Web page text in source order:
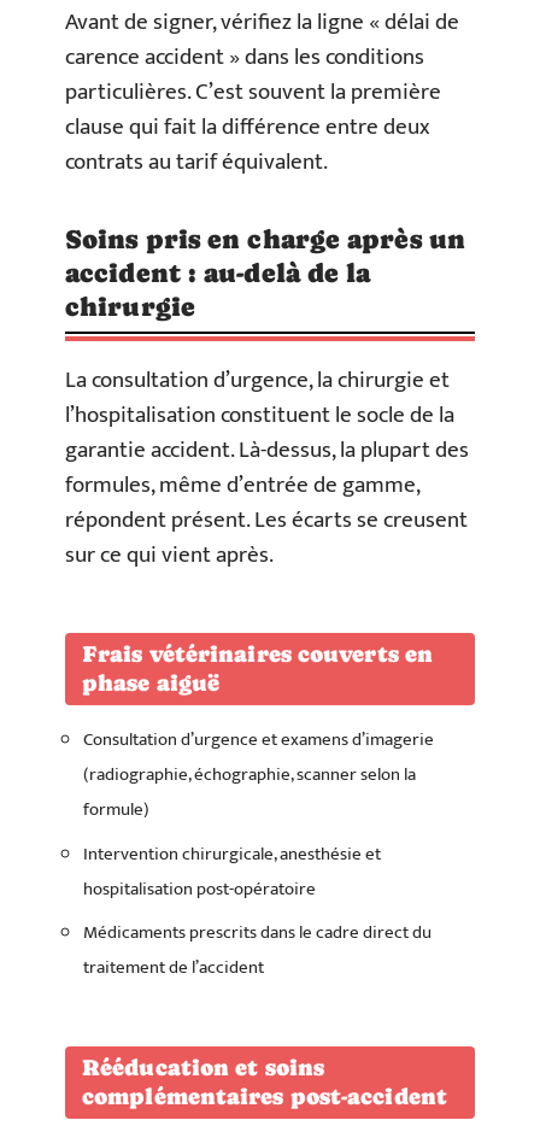
Avant de signer, vérifiez la ligne « délai de
carence accident » dans les conditions
particulières. C’est souvent la première
clause qui fait la différence entre deux
contrats au tarif équivalent.
Soins pris en charge après un
accident : au-delà de la
chirurgie
La consultation d’urgence, la chirurgie et
l’hospitalisation constituent le socle de la
garantie accident. Là-dessus, la plupart des
formules, même d’entrée de gamme,
répondent présent. Les écarts se creusent
sur ce qui vient après.
Frais vétérinaires couverts en
phase aiguë
Consultation d’urgence et examens d’imagerie
(radiographie, échographie, scanner selon la
formule)
Intervention chirurgicale, anesthésie et
hospitalisation post-opératoire
Médicaments prescrits dans le cadre direct du
traitement de l’accident
Rééducation et soins
complémentaires post-accident